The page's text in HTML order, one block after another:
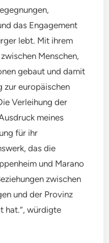
das Engagement
lebt. Mit ihrem
Menschen,
gebaut und damit
zur europäischen
Verleihung der
meines
für ihr
das die
und Marano
zwischen
und der Provinz
hat.“, würdigte